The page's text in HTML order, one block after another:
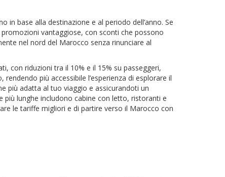
base alla destinazione e al periodo dell’anno. Se
vantaggiose, con sconti che possono
nel nord del Marocco senza rinunciare al
con riduzioni tra il 10% e il 15% su passeggeri,
più accessibile l’esperienza di esplorare il
più adatta al tuo viaggio e assicurandoti un
lunghe includono cabine con letto, ristoranti e
le tariffe migliori e di partire verso il Marocco con